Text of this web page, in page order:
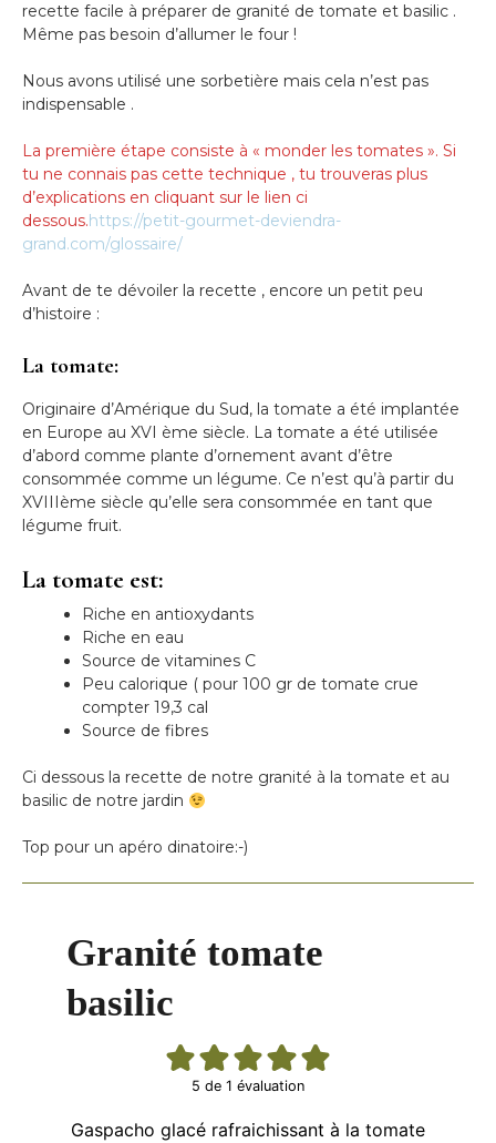
recette facile à préparer de granité de tomate et basilic .
Même pas besoin d’allumer le four !
Nous avons utilisé une sorbetière mais cela n’est pas
indispensable .
La première étape consiste à « monder les tomates ». Si
tu ne connais pas cette technique , tu trouveras plus
d’explications en cliquant sur le lien ci
dessous.https://petit-gourmet-deviendra-
grand.com/glossaire/
Avant de te dévoiler la recette , encore un petit peu
d’histoire :
La tomate:
Originaire d’Amérique du Sud, la tomate a été implantée
en Europe au XVI ème siècle. La tomate a été utilisée
d’abord comme plante d’ornement avant d’être
consommée comme un légume. Ce n’est qu’à partir du
XVIIIème siècle qu’elle sera consommée en tant que
légume fruit.
La tomate est:
Riche en antioxydants
Riche en eau
Source de vitamines C
Peu calorique ( pour 100 gr de tomate crue
compter 19,3 cal
Source de fibres
Ci dessous la recette de notre granité à la tomate et au
basilic de notre jardin
Top pour un apéro dinatoire:-)
Granité tomate
basilic
5 de 1 évaluation
Gaspacho glacé rafraichissant à la tomate